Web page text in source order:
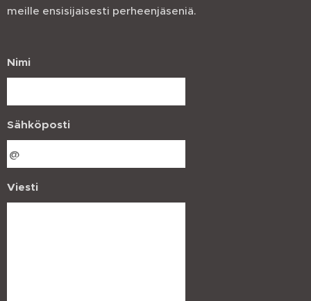
meille ensisijaisesti perheenjäseniä.
Nimi
Sähköposti
Viesti